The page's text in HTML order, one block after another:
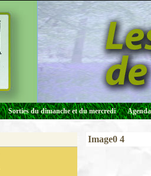
Sorties du dimanche et du mercredi
Image0 4